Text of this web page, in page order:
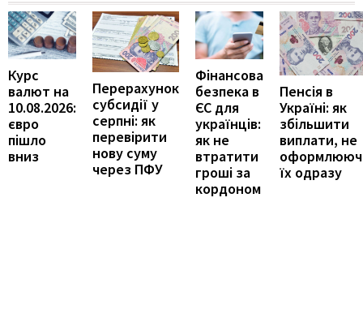
Курс
валют на
10.08.2026:
євро
пішло
вниз
Перерахунок
субсидії у
серпні: як
перевірити
нову суму
через ПФУ
Фінансова
безпека в
ЄС для
українців:
як не
втратити
гроші за
кордоном
Пенсія в
Україні: як
збільшити
виплати, не
їх одразу